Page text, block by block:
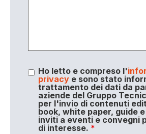
Ho letto e compreso l'
privacye sono stato
trattamento dei dati da
aziende del Gruppo
per l'invio di contenuti
book, white paper, guide
inviti a eventi e convegni
di interesse. *